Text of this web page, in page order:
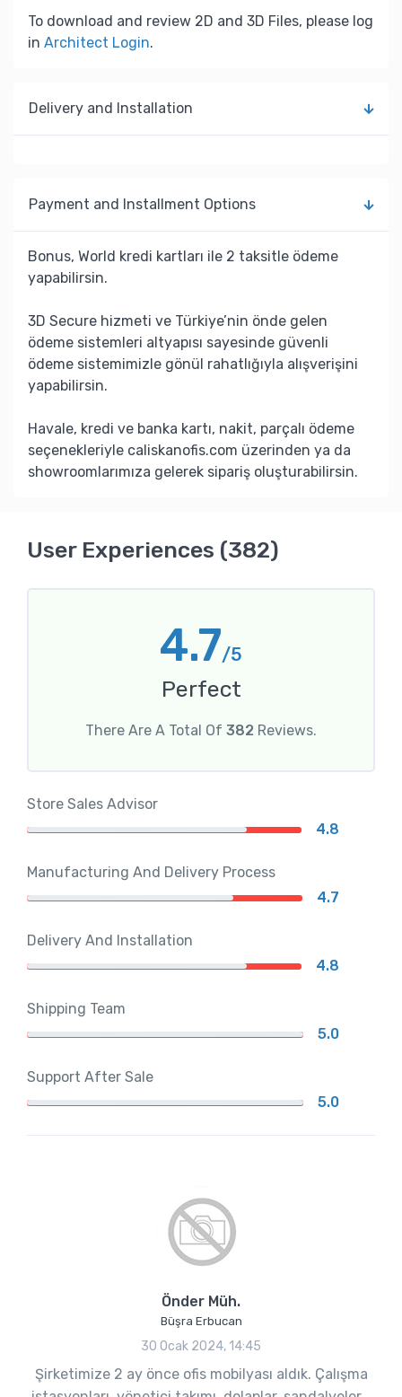
To download and review 2D and 3D Files, please log
in Architect Login.
Delivery and Installation
Payment and Installment Options
Bonus, World kredi kartları ile 2 taksitle ödeme
yapabilirsin.
3D Secure hizmeti ve Türkiye’nin önde gelen
ödeme sistemleri altyapısı sayesinde güvenli
ödeme sistemimizle gönül rahatlığıyla alışverişini
yapabilirsin.
Havale, kredi ve banka kartı, nakit, parçalı ödeme
seçenekleriyle caliskanofis.com üzerinden ya da
showroomlarımıza gelerek sipariş oluşturabilirsin.
User Experiences (382)
4.7/5
Perfect
There Are A Total Of 382 Reviews.
Store Sales Advisor
4.8
Manufacturing And Delivery Process
4.7
Delivery And Installation
4.8
Shipping Team
5.0
Support After Sale
5.0
Önder Müh.
Büşra Erbucan
30 Ocak 2024, 14:45
Şirketimize 2 ay önce ofis mobilyası aldık. Çalışma